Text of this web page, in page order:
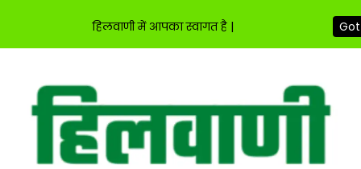
content
हिलवाणी में आपका स्वागत है |